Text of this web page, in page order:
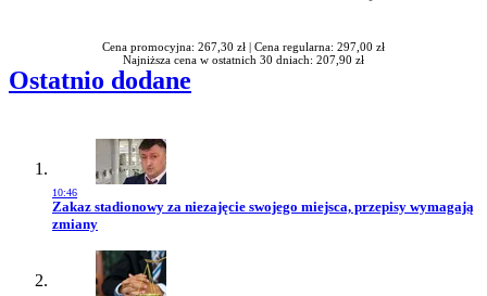
Cena promocyjna: 267,30 zł | Cena regularna: 297,00 zł
Najniższa cena w ostatnich 30 dniach: 207,90 zł
Ostatnio dodane
10:46
Przejdź do artykułu:
Zakaz stadionowy za niezajęcie swojego miejsca, przepisy wymagają
zmiany